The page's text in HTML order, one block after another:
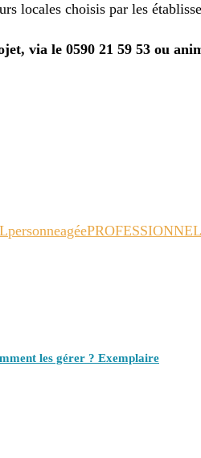
locales choisis par les
via le 0590 21 59 53 ou
personneagéePROFESSIONNEL
les gérer ? Exemplaire